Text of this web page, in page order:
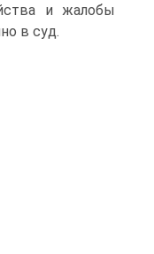
и жалобы
в суд.